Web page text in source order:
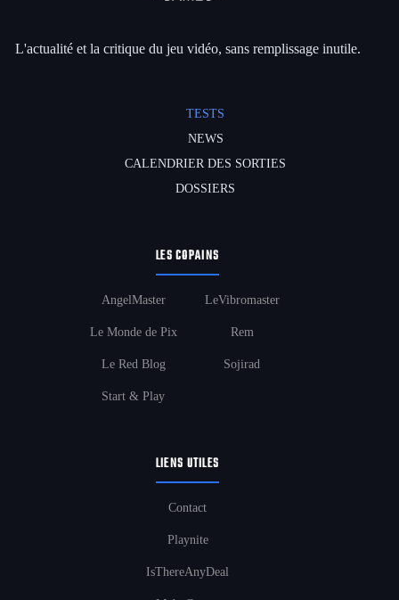
L'actualité et la critique du jeu vidéo, sans remplissage inutile.
TESTS
NEWS
CALENDRIER DES SORTIES
DOSSIERS
LES COPAINS
AngelMaster
Le Monde de Pix
Le Red Blog
Start & Play
LeVibromaster
Rem
Sojirad
LIENS UTILES
Contact
Playnite
IsThereAnyDeal